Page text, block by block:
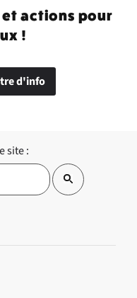
actions pour
!
d'info
site :